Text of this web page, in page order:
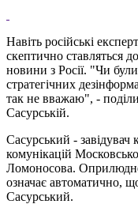
Навіть російські
скептично ставляться
новини з Росії. "Чи
стратегічних
так не вважаю", -
Сасурській.
Сасурський - завідувач
комунікацій
Ломоносова.
означає автоматично,
Сасурський.